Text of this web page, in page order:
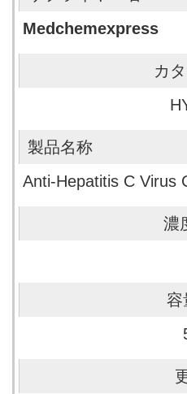
Medchemexpress
Anti-Hepatitis C Virus